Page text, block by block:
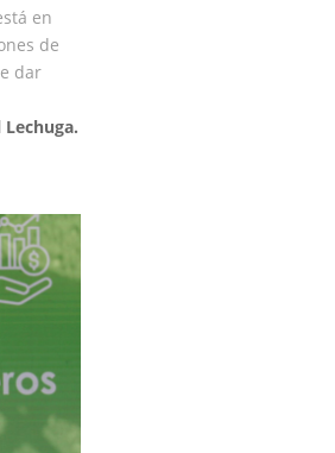
en
de
dar
Lechuga.